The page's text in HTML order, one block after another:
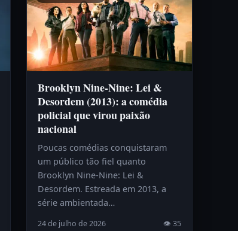
Brooklyn Nine-Nine: Lei &
Desordem (2013): a comédia
policial que virou paixão
nacional
Poucas comédias conquistaram
um público tão fiel quanto
Brooklyn Nine-Nine: Lei &
Desordem. Estreada em 2013, a
série ambientada…
24 de julho de 2026 👁 35